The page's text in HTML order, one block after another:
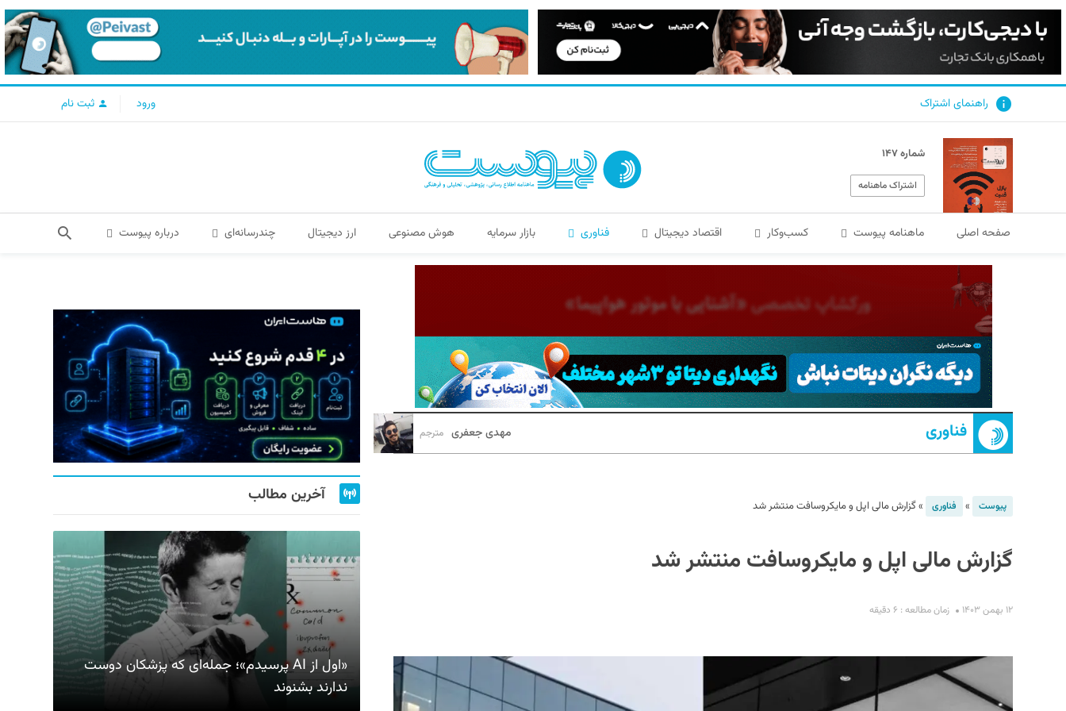
راهنمای اشتراک ورود ثبت نام
شماره ۱۴۷
اشتراک ماهنامه
صفحه اصلی ماهنامه پیوست کسب‌و‌کار اقتصاد دیجیتال فناوری بازار سرمایه هوش مصنوعی ارز دیجیتال چندرسانه‌ای درباره پیوست
فناوری مهدی جعفری مترجم
پیوست » فناوری »گزارش مالی اپل و مایکروسافت منتشر شد
گزارش مالی اپل و مایکروسافت منتشر شد
۱۲ بهمن ۱۴۰۳ زمان مطالعه : ۶ دقیقه
آخرین مطالب
«اول از AI پرسیدم»؛ جمله‌ای که پزشکان دوست
ندارند بشنوند